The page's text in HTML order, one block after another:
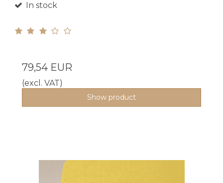
In stock
79,54 EUR
(excl. VAT)
Show product